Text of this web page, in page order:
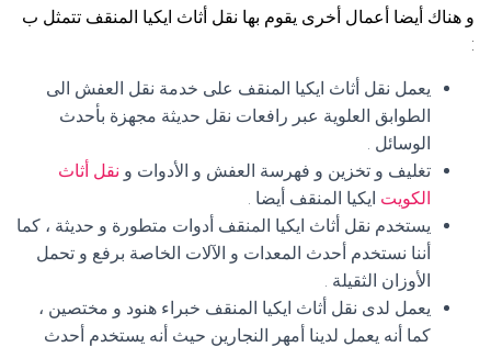
و هناك أيضا أعمال أخرى يقوم بها نقل أثاث ايكيا المنقف تتمثل ب
:
يعمل نقل أثاث ايكيا المنقف على خدمة نقل العفش الى
الطوابق العلوية عبر رافعات نقل حديثة مجهزة بأحدث
الوسائل .
تغليف و تخزين و فهرسة العفش و الأدوات و نقل أثاث
الكويت ايكيا المنقف أيضا .
يستخدم نقل أثاث ايكيا المنقف أدوات متطورة و حديثة ، كما
أننا نستخدم أحدث المعدات و الآلات الخاصة برفع و تحمل
الأوزان الثقيلة .
يعمل لدى نقل أثاث ايكيا المنقف خبراء هنود و مختصين ،
كما أنه يعمل لدينا أمهر النجارين حيث أنه يستخدم أحدث